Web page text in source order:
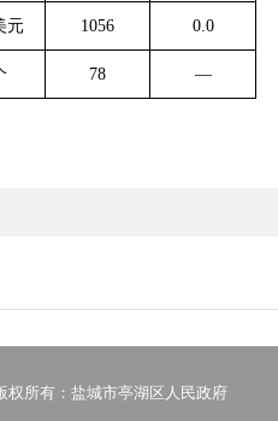
元 1056 0.0
78 —
权所有：盐城市亭湖区人民政府